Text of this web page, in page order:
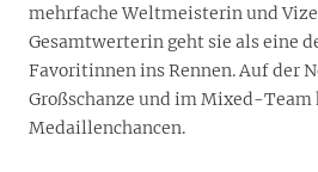
mehrfache Weltmeisterin und
Gesamtwerterin geht sie als eine
Favoritinnen ins Rennen. Auf der
Großschanze und im Mixed-Team
Medaillenchancen.